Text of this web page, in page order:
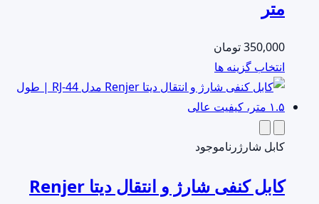
در
محصول
انتخاب
متر
350,000تومان
انتخاب گزینه ها
محصول
دارای
مختلفی
باشد.
کابل شارژر ناموجود
کابل کنفی شارژ و انتقال دیتا Renjer